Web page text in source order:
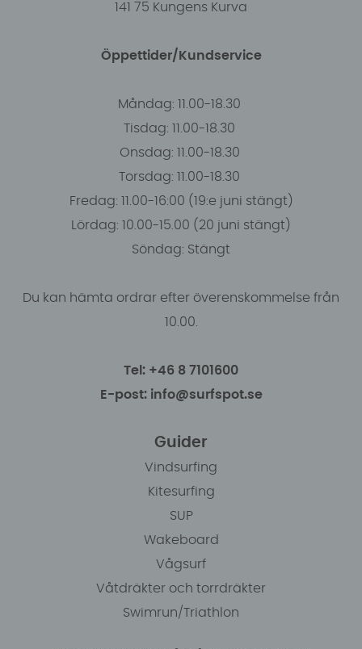
141 75 Kungens Kurva
Öppettider/Kundservice
Måndag: 11.00-18.30
Tisdag: 11.00-18.30
Onsdag: 11.00-18.30
Torsdag: 11.00-18.30
Fredag: 11.00-16:00 (19:e juni stängt)
Lördag: 10.00-15.00 (20 juni stängt)
Söndag: Stängt
Du kan hämta ordrar efter överenskommelse från
10.00.
Tel: +46 8 7101600
E-post: info@surfspot.se
Guider
Vindsurfing
Kitesurfing
SUP
Wakeboard
Vågsurf
Våtdräkter och torrdräkter
Swimrun/Triathlon